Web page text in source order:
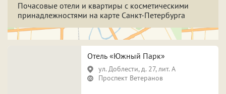
Поводы
Свидание
Поспать и отдохнуть
Для новобрачных
Фотосессия
Почасовые отели и квартиры с косметическими
принадлежностями на карте Санкт-Петербурга
Отель «Южный Парк»
ул. Доблести, д. 27, лит. А
Проспект Ветеранов